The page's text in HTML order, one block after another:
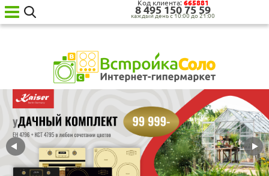
8‍ 4‍9‍5‍ 1‍5‍0‍ 7‍5‍ 5‍9‍
каждый день с 10:00 до 21:00
Код клиента: 665881
Ваш
товаров
Бытовая
техника
кухни
Бытовая
техника